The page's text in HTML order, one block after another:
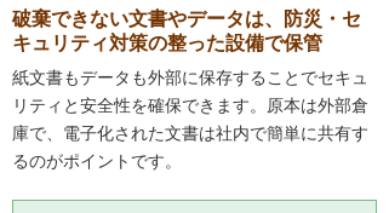
破棄できない文書やデータは、防災・セ
キュリティ対策の整った設備で保管
紙文書もデータも外部に保存することでセキュ
リティと安全性を確保できます。原本は外部倉
庫で、電子化された文書は社内で簡単に共有す
るのがポイントです。